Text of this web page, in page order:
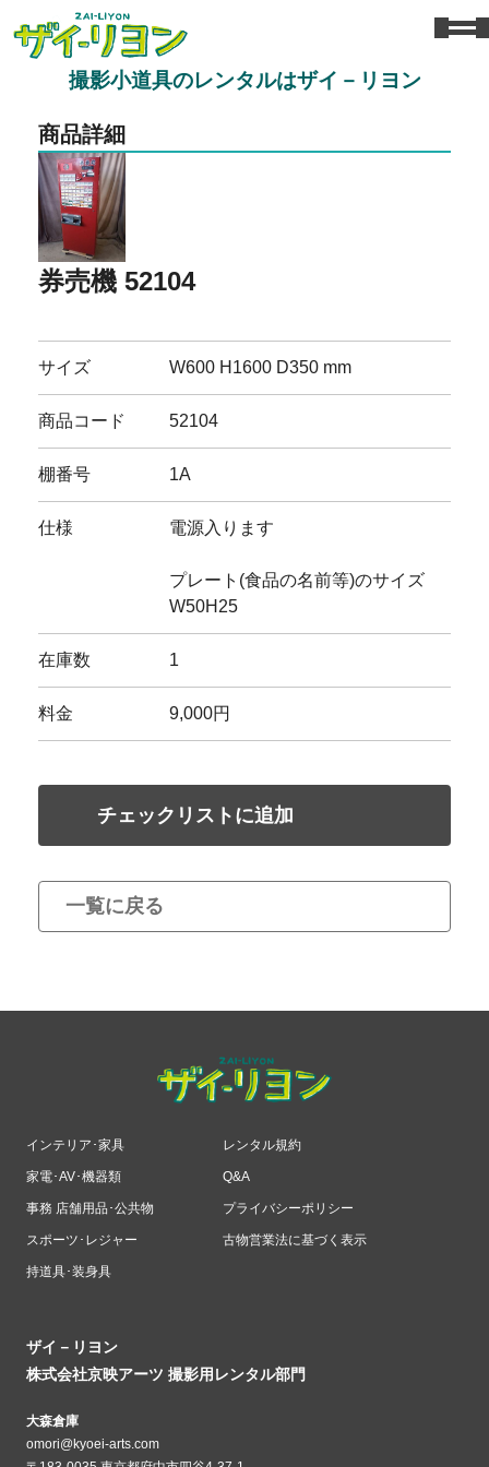
撮影小道具のレンタルはザイ－リヨン
商品詳細
券売機 52104
サイズ W600 H1600 D350 mm
商品コード 52104
棚番号 1A
仕様 電源入ります
プレート(食品の名前等)のサイズ
W50H25
在庫数 1
料金 9,000円
チェックリストに追加
一覧に戻る
インテリア･家具
家電･AV･機器類
事務 店舗用品･公共物
スポーツ･レジャー
持道具･装身具
レンタル規約
Q&A
プライバシーポリシー
古物営業法に基づく表示
ザイ－リヨン
株式会社京映アーツ 撮影用レンタル部門
大森倉庫
omori@kyoei-arts.com